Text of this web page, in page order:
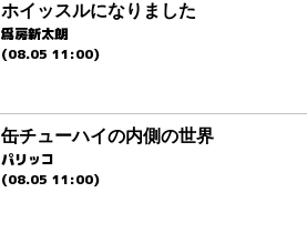
ホイッスルになりました
爲房新太朗
(08.05 11:00)
缶チューハイの内側の世界
パリッコ
(08.05 11:00)